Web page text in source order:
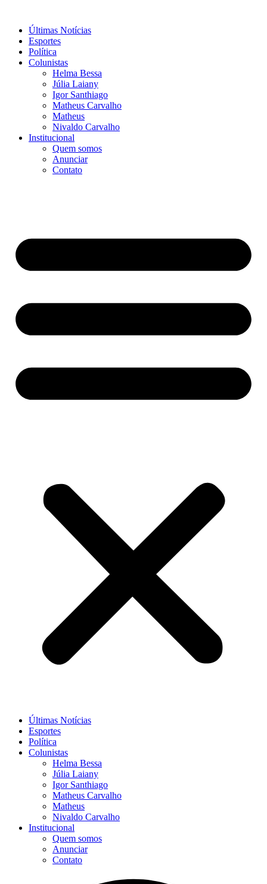
conteúdo
Últimas Notícias
Esportes
Política
Colunistas
Helma Bessa
Júlia Laiany
Igor Santhiago
Matheus Carvalho
Matheus
Nivaldo Carvalho
Institucional
Quem somos
Anunciar
Contato
Últimas Notícias
Esportes
Política
Colunistas
Helma Bessa
Júlia Laiany
Igor Santhiago
Matheus Carvalho
Matheus
Nivaldo Carvalho
Institucional
Quem somos
Anunciar
Contato